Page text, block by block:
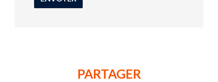
PARTAGER